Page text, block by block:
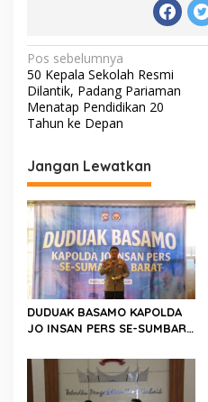
N
a
v
i
g
a
s
i
p
o
s
Pos sebelumnya
50 Kepala Sekolah Resmi
Dilantik, Padang Pariaman
Menatap Pendidikan 20
Tahun ke Depan
Jangan Lewatkan
DUDUAK BASAMO KAPOLDA
JO INSAN PERS SE-SUMBAR,
Abadhy Dorong Kolaborasi
Polri dan Media Demi
Kepentingan Masyarakat